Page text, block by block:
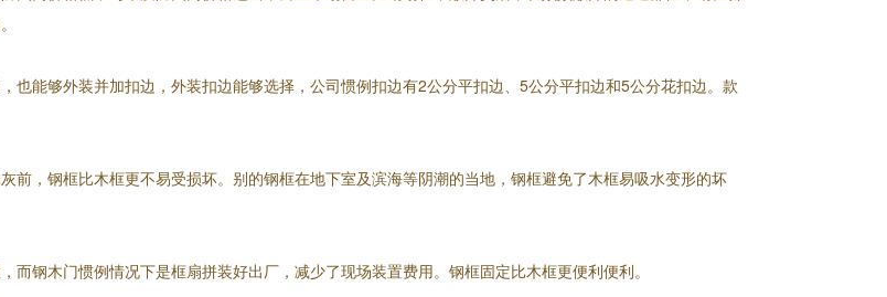
也能够外装并加扣边，外装扣边能够选择，公司惯例扣边有2公分平扣边、5公分平扣边和5公分花扣边。款
前，钢框比木框更不易受损坏。别的钢框在地下室及滨海等阴潮的当地，钢框避免了木框易吸水变形的坏
而钢木门惯例情况下是框扇拼装好出厂，减少了现场装置费用。钢框固定比木框更便利便利。